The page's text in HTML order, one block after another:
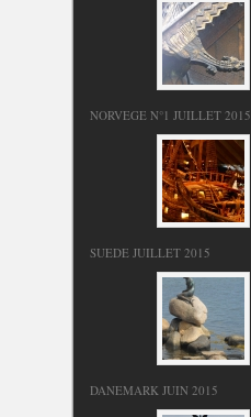
NORVEGE N°1 JUILLET 2015
SUEDE JUILLET 2015
DANEMARK JUIN 2015